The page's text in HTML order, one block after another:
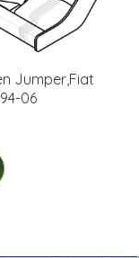
Jumper,Fiat
06